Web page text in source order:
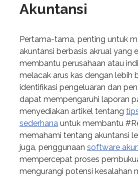
Akuntansi
Pertama-tama, penting untuk
akuntansi berbasis akrual yang
membantu perusahaan atau
melacak arus kas dengan lebih
identifikasi pengeluaran dan
dapat mempengaruhi laporan
menyediakan artikel tentang
sederhana untuk membantu
memahami tentang akuntansi
juga, penggunaan software
mempercepat proses
mengurangi potensi kesalahan